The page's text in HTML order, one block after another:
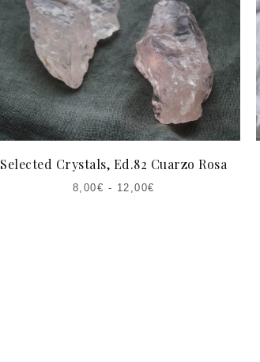
Selected Crystals, Ed.82 Cuarzo Rosa
8,00€ - 12,00€